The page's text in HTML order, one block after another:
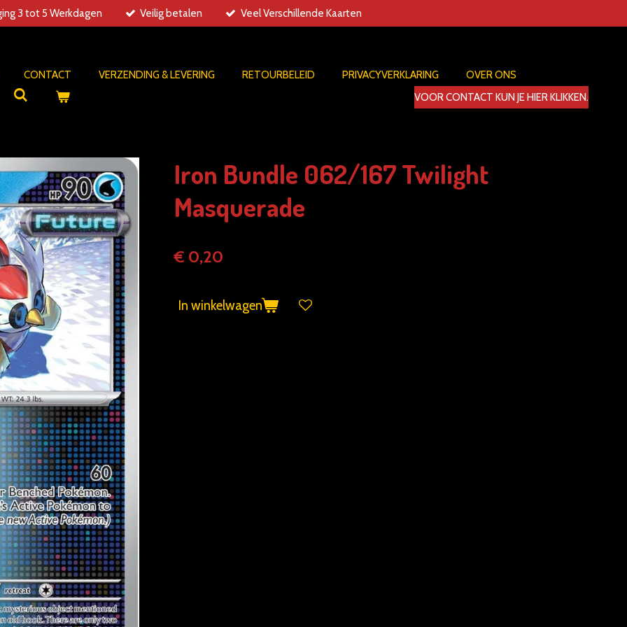
3 tot 5 Werkdagen Veilig betalen Veel Verschillende Kaarten
CONTACT VERZENDING & LEVERING RETOURBELEID PRIVACYVERKLARING
OVER ONS
VOOR CONTACT KUN JE HIER KLIKKEN.
Iron Bundle 062/167 Twilight
Masquerade
€ 0,20
In winkelwagen